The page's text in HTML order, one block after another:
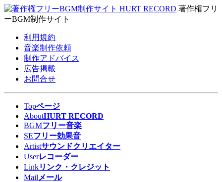
著作権フリ
ーBGM制作サイト
利用規約
音楽制作依頼
制作アドバイス
広告掲載
お問合せ
Topページ
AboutHURT RECORD
BGMフリー音楽
SEフリー効果音
Artistサウンドクリエイター
Userレコーダー
Linkリンク・クレジット
Mail メール